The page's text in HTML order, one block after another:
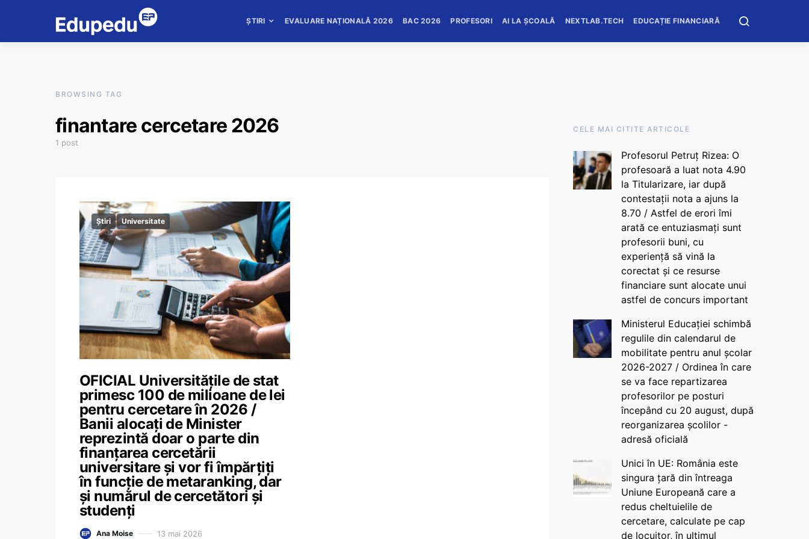
ȘTIRI EVALUARE NAȚIONALĂ 2026 BAC 2026 PROFESORI AI LA ȘCOALĂ NEXTLAB.TECH EDUCAȚIE FINANCIARĂ
BROWSING TAG
finantare cercetare 2026
1 post
Știri Universitate
OFICIAL Universitățile de stat
primesc 100 de milioane de lei
pentru cercetare în 2026 /
Banii alocați de Minister
reprezintă doar o parte din
finanțarea cercetării
universitare și vor fi împărțiți
în funcție de metaranking, dar
și numărul de cercetători și
studenți
Ana Moise 13 mai 2026
CELE MAI CITITE ARTICOLE
Profesorul Petruț Rizea: O
profesoară a luat nota 4.90
la Titularizare, iar după
contestații nota a ajuns la
8.70 / Astfel de erori îmi
arată ce entuziasmați sunt
profesorii buni, cu
experiență să vină la
corectat și ce resurse
financiare sunt alocate unui
astfel de concurs important
Ministerul Educației schimbă
regulile din calendarul de
mobilitate pentru anul școlar
2026-2027 / Ordinea în care
se va face repartizarea
profesorilor pe posturi
începând cu 20 august, după
reorganizarea școlilor -
adresă oficială
Unici în UE: România este
singura țară din întreaga
Uniune Europeană care a
redus cheltuielile de
cercetare, calculate pe cap
de locuitor, în ultimul